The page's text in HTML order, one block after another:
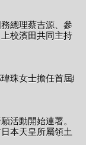
總理蔡吉源、參
校濱田共同主持
珠女士擔任首屆總
活動開始連署。
本天皇所屬領土